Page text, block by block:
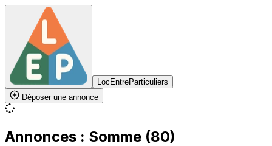
LocEntreParticuliers
Déposer une annonce
Annonces : Somme (80)